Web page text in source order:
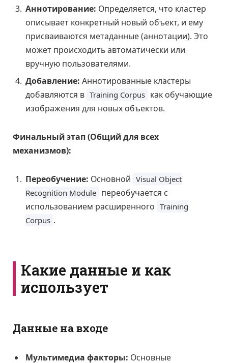
Аннотирование: Определяется, что кластер
описывает конкретный новый объект, и ему
присваиваются метаданные (аннотации). Это
может происходить автоматически или
вручную пользователями.
Добавление: Аннотированные кластеры
добавляются в Training Corpus как обучающие
изображения для новых объектов.
Финальный этап (Общий для всех
механизмов):
Переобучение: Основной Visual Object
Recognition Module переобучается с
использованием расширенного Training
Corpus .
Какие данные и как
использует
Данные на входе
Мультимедиа факторы: Основные